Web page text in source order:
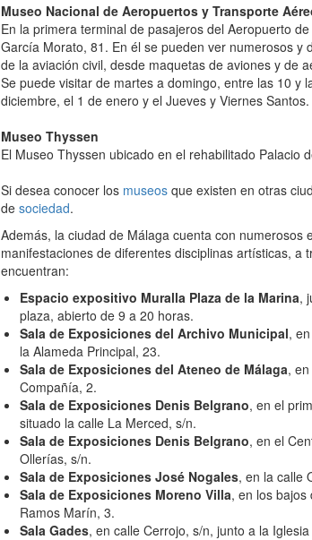
Museo Nacional de Aeropuertos y Transporte
En la primera terminal de pasajeros del Aeropuerto
García Morato, 81. En él se pueden ver numerosos y
de la aviación civil, desde maquetas de aviones y de
Se puede visitar de martes a domingo, entre las 10 y
diciembre, el 1 de enero y el Jueves y Viernes
Museo Thyssen
El Museo Thyssen ubicado en el rehabilitado Palacio
Si desea conocer los museos que existen en otras
de sociedad.
Además, la ciudad de Málaga cuenta con
manifestaciones de diferentes disciplinas artísticas, a
encuentran:
Espacio expositivo Muralla Plaza de la Marina,
plaza, abierto de 9 a 20 horas.
Sala de Exposiciones del Archivo Municipal,
la Alameda Principal, 23.
Sala de Exposiciones del Ateneo de Málaga,
Compañía, 2.
Sala de Exposiciones Denis Belgrano, en el
situado la calle La Merced, s/n.
Sala de Exposiciones Denis Belgrano, en el
Ollerías, s/n.
Sala de Exposiciones José Nogales, en la calle
Sala de Exposiciones Moreno Villa, en los bajos
Ramos Marín, 3.
Sala Gades, en calle Cerrojo, s/n, junto a la